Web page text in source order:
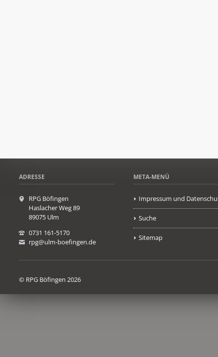
ADRESSE
RPG Böfingen
Haslacher Weg 89
89075 Ulm
0731 161-5170
rpg@ulm-boefingen.de
META-MENÜ
Impressum und
Suche
Sitemap
© RPG Böfingen 2026